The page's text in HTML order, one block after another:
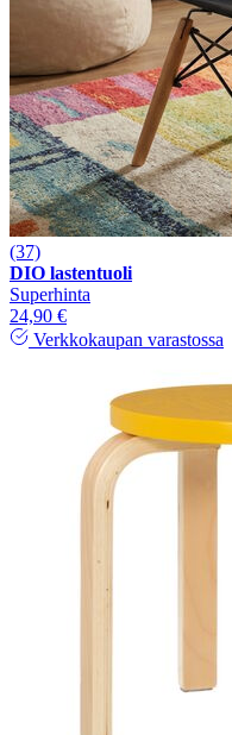
(37)
DIO lastentuoli
Superhinta
24,90 €
Verkkokaupan varastossa